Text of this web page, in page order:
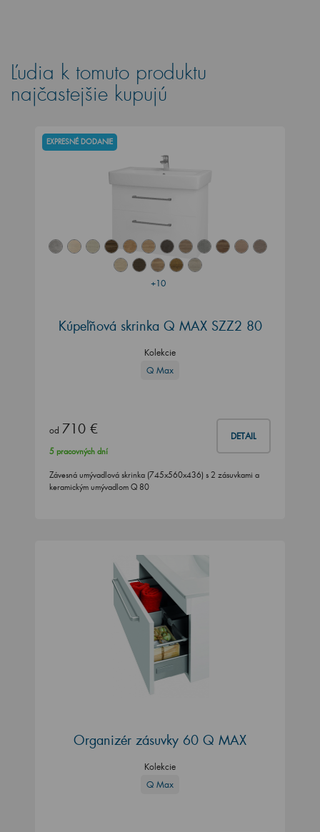
Ľudia k tomuto produktu
najčastejšie kupujú
+10
EXPRESNÉ DODANIE
Kúpeľňová skrinka Q MAX SZZ2 80
Kolekcie
Q Max
od 710 € DETAIL
5 pracovných dní
Závesná umývadlová skrinka (745x560x436) s 2 zásuvkami a
keramickým umývadlom Q 80
Organizér zásuvky 60 Q MAX
Kolekcie
Q Max